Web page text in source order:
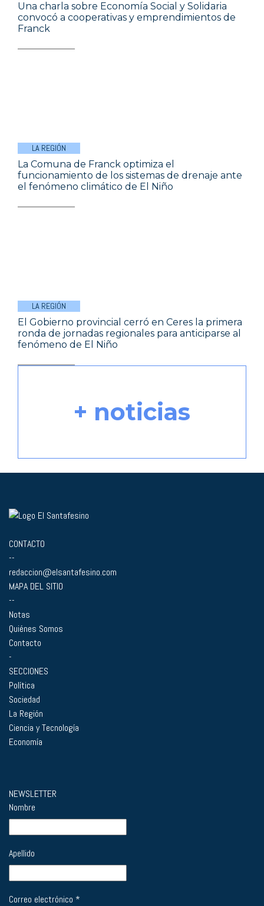
Una charla sobre Economía Social y Solidaria
convocó a cooperativas y emprendimientos de
Franck
LA REGIÓN
La Comuna de Franck optimiza el
funcionamiento de los sistemas de drenaje ante
el fenómeno climático de El Niño
LA REGIÓN
El Gobierno provincial cerró en Ceres la primera
ronda de jornadas regionales para anticiparse al
fenómeno de El Niño
+ noticias
CONTACTO
--
redaccion@elsantafesino.com
MAPA DEL SITIO
--
Notas
Quiénes Somos
Contacto
-
SECCIONES
Política
Sociedad
La Región
Ciencia y Tecnología
Economía
NEWSLETTER
Nombre
Apellido
Correo electrónico *